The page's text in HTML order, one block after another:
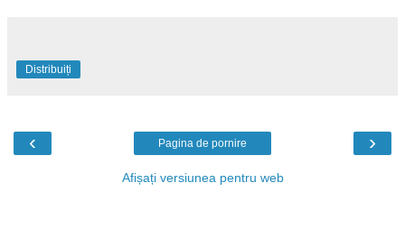
Distribuiți
‹ ›
Pagina de pornire
Afișați versiunea pentru web